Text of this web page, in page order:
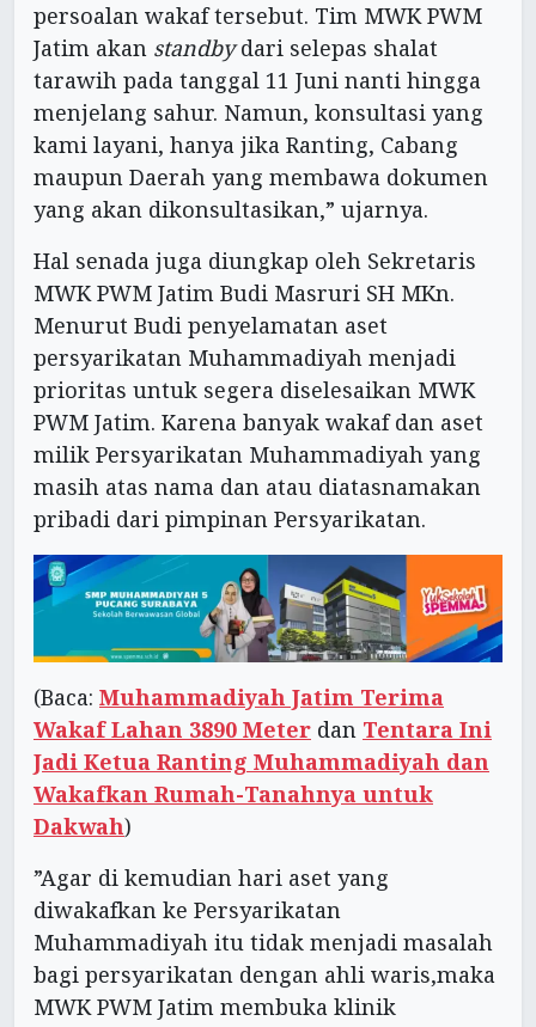
persoalan wakaf tersebut. Tim MWK PWM
Jatim akan standbydari selepas shalat
tarawih pada tanggal 11 Juni nanti hingga
menjelang sahur. Namun, konsultasi yang
kami layani, hanya jika Ranting, Cabang
maupun Daerah yang membawa dokumen
yang akan dikonsultasikan,” ujarnya.
Hal senada juga diungkap oleh Sekretaris
MWK PWM Jatim Budi Masruri SH MKn.
Menurut Budi penyelamatan aset
persyarikatan Muhammadiyah menjadi
prioritas untuk segera diselesaikan MWK
PWM Jatim. Karena banyak wakaf dan aset
milik Persyarikatan Muhammadiyah yang
masih atas nama dan atau diatasnamakan
pribadi dari pimpinan Persyarikatan.
(Baca: Muhammadiyah Jatim Terima
Wakaf Lahan 3890 Meter dan Tentara Ini
Jadi Ketua Ranting Muhammadiyah dan
Wakafkan Rumah-Tanahnya untuk
Dakwah)
”Agar di kemudian hari aset yang
diwakafkan ke Persyarikatan
Muhammadiyah itu tidak menjadi masalah
bagi persyarikatan dengan ahli waris,maka
MWK PWM Jatim membuka klinik